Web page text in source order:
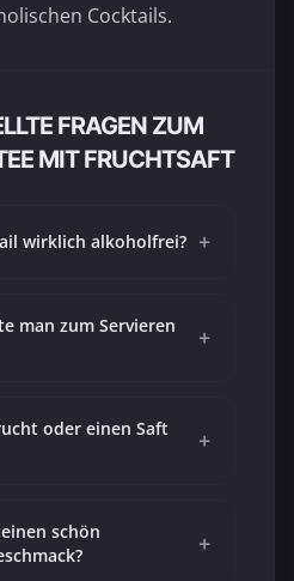
Cocktails.
FRAGEN ZUM
MIT FRUCHTSAFT
wirklich alkoholfrei? +
man zum Servieren
+
oder einen Saft
+
schön
+